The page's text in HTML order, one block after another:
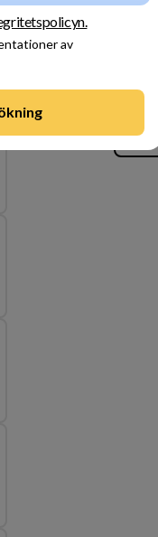
av
Finnvedens
särskilde
personbilar på
man
förvärv i
Lastvagnar
orter i södraSe